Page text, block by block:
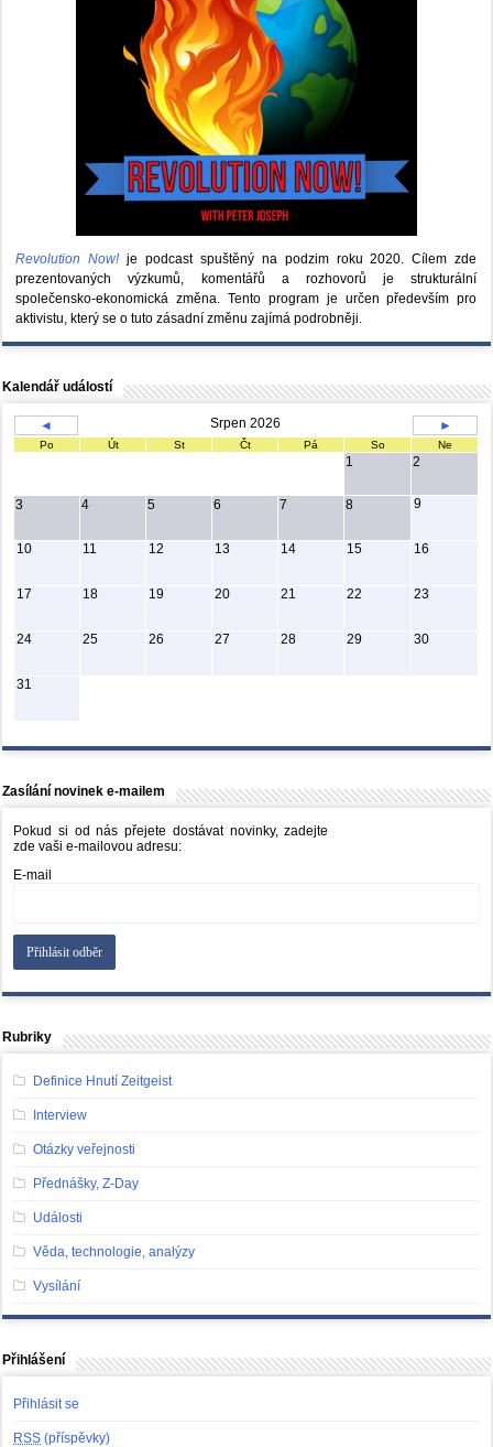
Revolution Now! je podcast spuštěný na podzim roku 2020.Cílem zde
prezentovaných výzkumů, komentářů a rozhovorů je strukturální
společensko-ekonomická změna. Tento program je určen především pro
aktivistu, který se o tuto zásadní změnu zajímá podrobněji.
Kalendář událostí
◄ Srpen 2026 ►
Po Út St Čt Pá So Ne
1 2
3 4 5 6 7 8 9
10 11 12 13 14 15 16
17 18 19 20 21 22 23
24 25 26 27 28 29 30
31
Zasílání novinek e-mailem
Pokud si od nás přejete dostávat novinky, zadejte
zde vaši e-mailovou adresu:
E-mail
Rubriky
Definice Hnutí Zeitgeist
Interview
Otázky veřejnosti
Přednášky, Z-Day
Události
Věda, technologie, analýzy
Vysílání
Přihlášení
Přihlásit se
RSS (příspěvky)